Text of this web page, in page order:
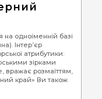
одноіменній базі
Інтер’єр
атрибутики:
зірками
вражає розмаїттям,
край» Ви також